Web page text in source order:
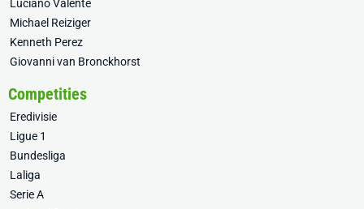
Luciano Valente
Michael Reiziger
Kenneth Perez
Giovanni van Bronckhorst
Competities
Eredivisie
Ligue 1
Bundesliga
Laliga
Serie A